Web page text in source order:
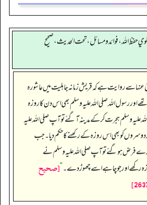
حفظ الله، فوائد و مسائل، تحت الحديث ، صحيح
عنہا سے روایت ہے کہ قریش زمانہ جاہلیت میں عاشورہ
اور رسول اللہ صلی اللہ علیہ وسلم بھی اس دن کا روزہ
وسلم ہجرت کر کے مدینہ آ گئے تو آپ صلی اللہ علیہ
دوسروں کو بھی اس روزہ کے رکھنے کا حکم دیا۔ جب
فرض ہو گئے تو آپ صلی اللہ علیہ وسلم نے
رکھے اور جو چاہے اسے چھوڑ دے۔“[صحيح